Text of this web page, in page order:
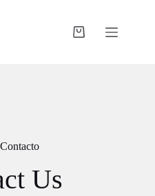
Carro
Contacto
Us